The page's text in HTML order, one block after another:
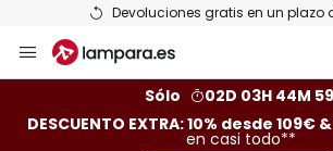
Devoluciones gratis en un plazo
al
Sólo
02D 03H 44M
DESCUENTO EXTRA: 10% desde 109€
en casi todo**